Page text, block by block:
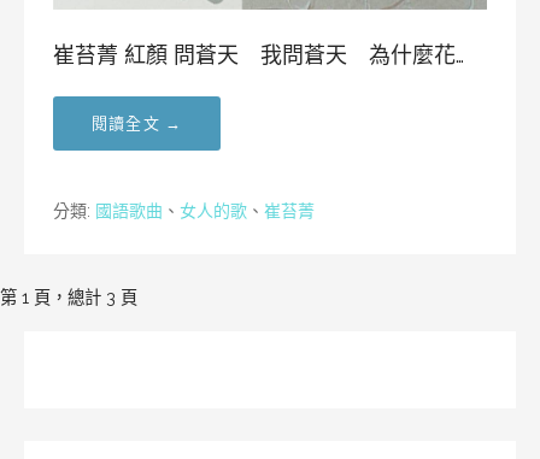
崔苔菁 紅顏 問蒼天 我問蒼天 為什麼花…
閱讀全文 →
分類: 國語歌曲 、 女人的歌 、 崔苔菁
[文
第 1 頁，總計 3 頁